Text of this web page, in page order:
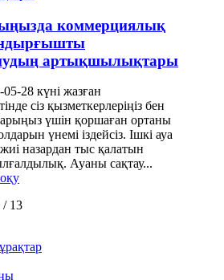
коммерциялық
артықшылықтары
05-28 күні жазған
сіз қызметкерлеріңіз бен
үшін қоршаған ортаны
үнемі іздейсіз. Ішкі ауа
назардан тыс қалатын
Ауаны сақтау...
/ 13